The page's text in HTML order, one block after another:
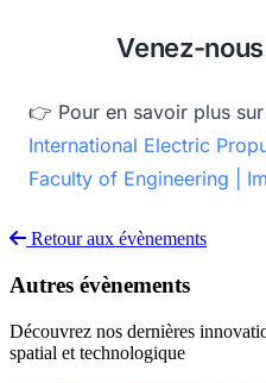
Venez-
👉 Pour en savoir plus
International Electric
Faculty of Engineering |
Retour aux évènements
Autres évènements
Découvrez nos dernières
spatial et technologique